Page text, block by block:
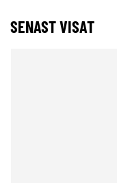
SENAST VISAT